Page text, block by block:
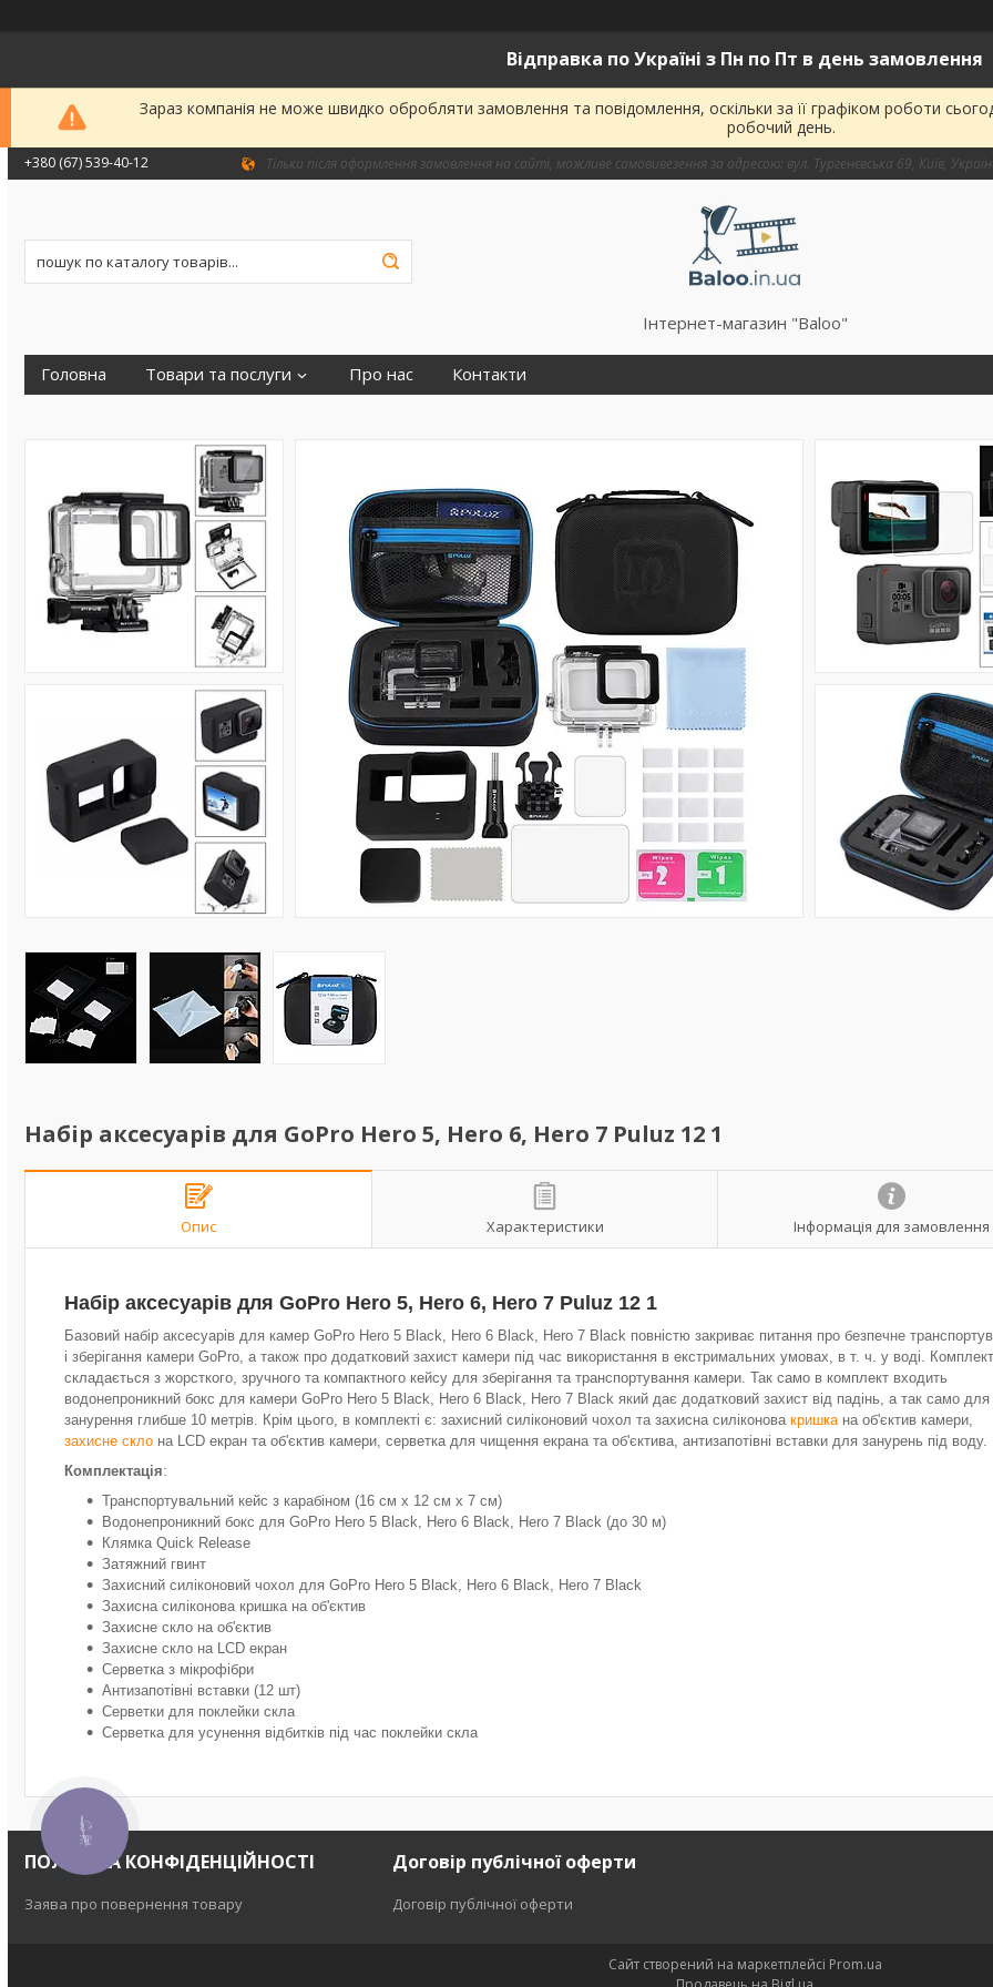
Відправка по Україні з Пн по Пт в день замовлення
Зараз компанія не може швидко обробляти замовлення та повідомлення, оскільки за її графіком роботи
робочий день.
+380 (67) 539-40-12 Тільки після оформлення замовлення на сайті, можливе самовивезення за адресою: вул. Тургенєвська 69, Київ,
Інтернет-магазин "Baloo"
Головна Товари та послуги Про нас Контакти
Набір аксесуарів для GoPro Hero 5, Hero 6, Hero 7 Puluz 12 1
Опис Характеристики Інформація для замовлення
Набір аксесуарів для GoPro Hero 5, Hero 6, Hero 7 Puluz 12 1
Базовий набір аксесуарів для камер GoPro Hero 5 Black, Hero 6 Black, Hero 7 Black повністю закриває питання про безпечне
і зберігання камери GoPro, а також про додатковий захист камери під час використання в екстримальних умовах, в т. ч. у воді. Комплект
складається з жорсткого, зручного та компактного кейсу для зберігання та транспортування камери. Так само в комплект входить
водонепроникний бокс для камери GoPro Hero 5 Black, Hero 6 Black, Hero 7 Black який дає додатковий захист від падінь, а так само для
занурення глибше 10 метрів. Крім цього, в комплекті є: захисний силіконовий чохол та захисна силіконова кришкана об'єктив камери,
захисне скло на LCD екран та об'єктив камери, серветка для чищення екрана та об'єктива, антизапотівні вставки для занурень під воду.
Комплектація:
Транспортувальний кейс з карабіном (16 см x 12 см x 7 см)
Водонепроникний бокс для GoPro Hero 5 Black, Hero 6 Black, Hero 7 Black (до 30 м)
Клямка Quick Release
Затяжний гвинт
Захисний силіконовий чохол для GoPro Hero 5 Black, Hero 6 Black, Hero 7 Black
Захисна силіконова кришка на об'єктив
Захисне скло на об'єктив
Захисне скло на LCD екран
Серветка з мікрофібри
Антизапотівні вставки (12 шт)
Серветки для поклейки скла
Серветка для усунення відбитків під час поклейки скла
ПОЛІТИКА КОНФІДЕНЦІЙНОСТІ
Заява про повернення товару
Договір публічної оферти
Договір публічної оферти
Сайт створений на маркетплейсі Prom.ua
КНОПКА
ЗВ'ЯЗКУ